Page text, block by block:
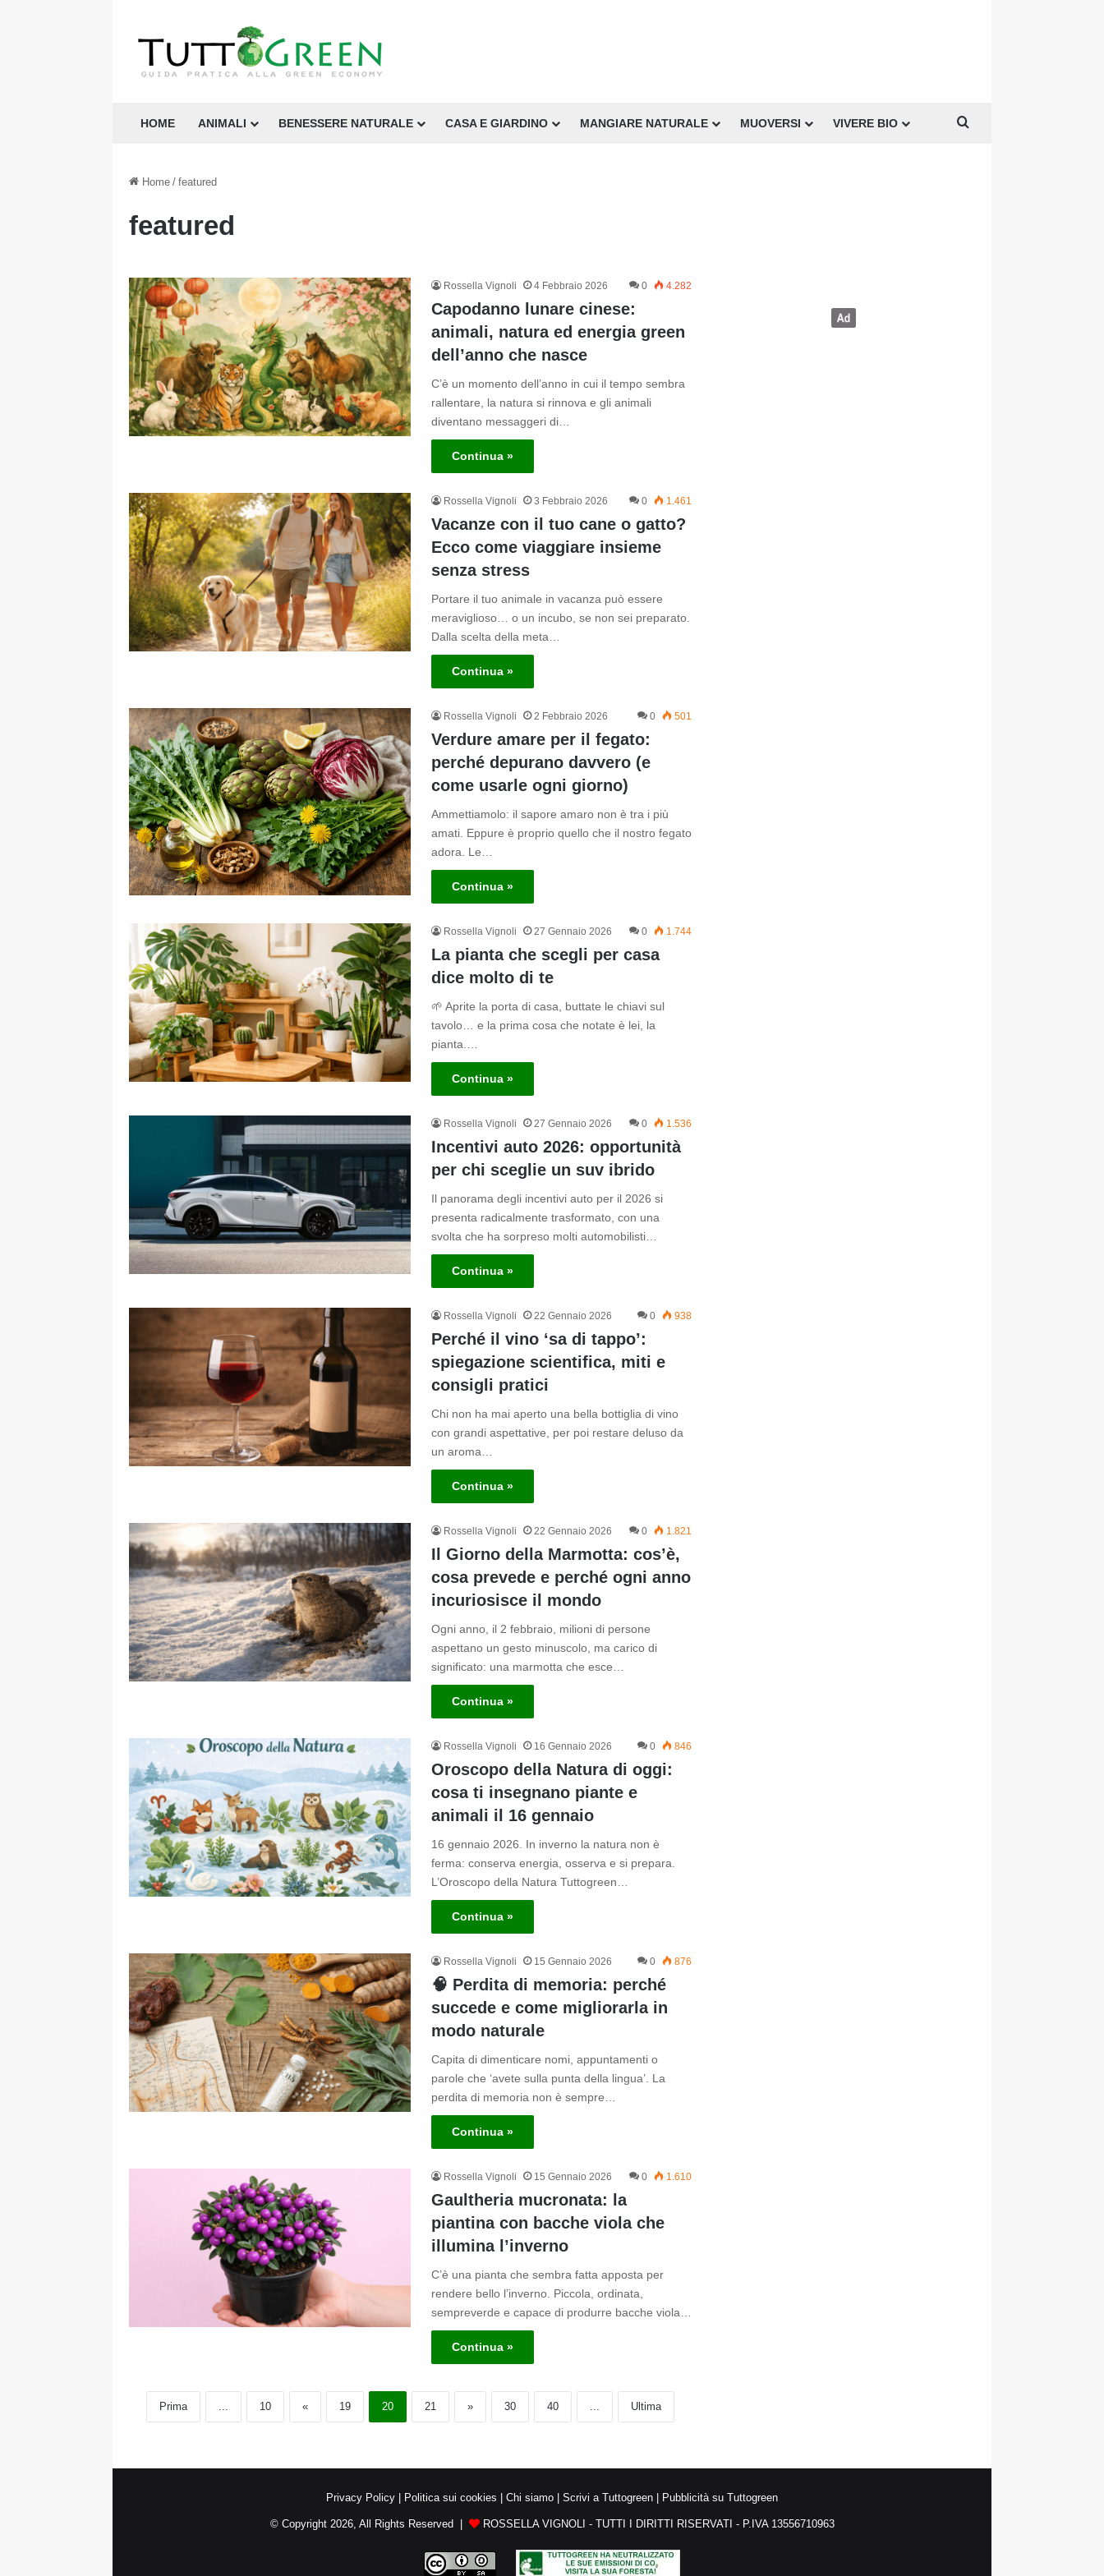
HOME ANIMALI BENESSERE NATURALE CASA E GIARDINO MANGIARE NATURALE MUOVERSI VIVERE BIO
Home / featured
featured
Rossella Vignoli 4 Febbraio 2026 0 4.282
Capodanno lunare cinese:
animali, natura ed energia green
dell’anno che nasce
C’è un momento dell’anno in cui il tempo sembra
rallentare, la natura si rinnova e gli animali
diventano messaggeri di…
Continua »
Rossella Vignoli 3 Febbraio 2026 0 1.461
Vacanze con il tuo cane o gatto?
Ecco come viaggiare insieme
senza stress
Portare il tuo animale in vacanza può essere
meraviglioso… o un incubo, se non sei preparato.
Dalla scelta della meta…
Continua »
Rossella Vignoli 2 Febbraio 2026 0 501
Verdure amare per il fegato:
perché depurano davvero (e
come usarle ogni giorno)
Ammettiamolo: il sapore amaro non è tra i più
amati. Eppure è proprio quello che il nostro fegato
adora. Le…
Continua »
Rossella Vignoli 27 Gennaio 2026 0 1.744
La pianta che scegli per casa
dice molto di te
🌱 Aprite la porta di casa, buttate le chiavi sul
tavolo… e la prima cosa che notate è lei, la
pianta.…
Continua »
Rossella Vignoli 27 Gennaio 2026 0 1.536
Incentivi auto 2026: opportunità
per chi sceglie un suv ibrido
Il panorama degli incentivi auto per il 2026 si
presenta radicalmente trasformato, con una
svolta che ha sorpreso molti automobilisti…
Continua »
Rossella Vignoli 22 Gennaio 2026 0 938
Perché il vino ‘sa di tappo’:
spiegazione scientifica, miti e
consigli pratici
Chi non ha mai aperto una bella bottiglia di vino
con grandi aspettative, per poi restare deluso da
un aroma…
Continua »
Rossella Vignoli 22 Gennaio 2026 0 1.821
Il Giorno della Marmotta: cos’è,
cosa prevede e perché ogni anno
incuriosisce il mondo
Ogni anno, il 2 febbraio, milioni di persone
aspettano un gesto minuscolo, ma carico di
significato: una marmotta che esce…
Continua »
Rossella Vignoli 16 Gennaio 2026 0 846
Oroscopo della Natura di oggi:
cosa ti insegnano piante e
animali il 16 gennaio
16 gennaio 2026. In inverno la natura non è
ferma: conserva energia, osserva e si prepara.
L’Oroscopo della Natura Tuttogreen…
Continua »
Rossella Vignoli 15 Gennaio 2026 0 876
🧠 Perdita di memoria: perché
succede e come migliorarla in
modo naturale
Capita di dimenticare nomi, appuntamenti o
parole che ‘avete sulla punta della lingua’. La
perdita di memoria non è sempre…
Continua »
Rossella Vignoli 15 Gennaio 2026 0 1.610
Gaultheria mucronata: la
piantina con bacche viola che
illumina l’inverno
C’è una pianta che sembra fatta apposta per
rendere bello l’inverno. Piccola, ordinata,
sempreverde e capace di produrre bacche viola…
Continua »
Prima ... 10 « 19 20 21 » 30 40 ... Ultima
Privacy Policy Politica sui cookies Chi siamo Scrivi a Tuttogreen Pubblicità su Tuttogreen
© Copyright 2026, All Rights Reserved | ROSSELLA VIGNOLI - TUTTI I DIRITTI RISERVATI - P.IVA 13556710963